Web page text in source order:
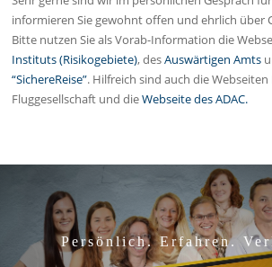
informieren Sie gewohnt offen und ehrlich über
Bitte nutzen Sie als Vorab-Information die
Instituts (Risikogebiete), desAuswärtigen Amts
“SichereReise”. Hilfreich sind auch die
Fluggesellschaft und dieWebseite des ADAC.
Persönlich. Erfahren.